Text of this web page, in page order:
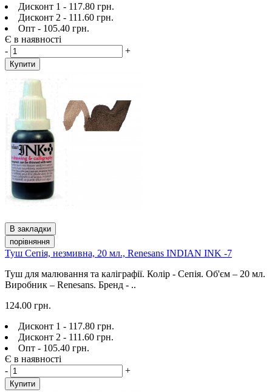
Дисконт 1 - 117.80 грн.
Дисконт 2 - 111.60 грн.
Опт - 105.40 грн.
Є в наявності
-
+
Купити
В закладки
порівняння
Туш Сепія, незмивна, 20 мл., Renesans INDIAN INK -7
Туш для малювання та каліграфії. Колір - Сепія. Об'єм – 20 мл.
Виробник – Renesans. Бренд - ..
124.00 грн.
Дисконт 1 - 117.80 грн.
Дисконт 2 - 111.60 грн.
Опт - 105.40 грн.
Є в наявності
-
+
Купити